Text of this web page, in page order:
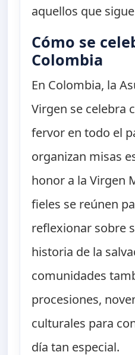
aquellos que
Cómo se
Colombia
En Colombia, la
Virgen se celebra
fervor en todo el
organizan misas
honor a la Virgen
fieles se reúnen
reflexionar sobre
historia de la
comunidades
procesiones,
culturales para
día tan especial.